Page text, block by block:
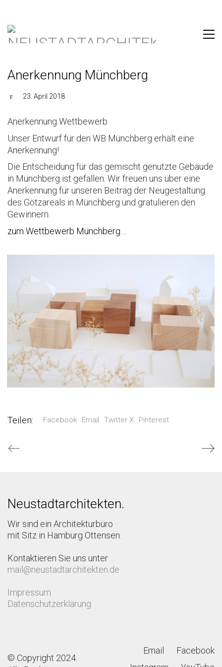
Anerkennung Münchberg
23. April 2018
Anerkennung Wettbewerb
Unser Entwurf für den WB Münchberg erhält eine
Anerkennung!
Die Entscheidung für das gemischt genutzte Gebäude
in Münchberg ist gefallen. Wir freuen uns über eine
Anerkennung für unseren Beitrag der Neugestaltung
des Götzareals in Münchberg und gratulieren den
Gewinnern.
zum Wettbewerb Münchberg…
Teilen: Facebook Email Twitter X Pinterest
Neustadtarchitekten.
Wir sind ein Architekturbüro
mit Sitz in Hamburg Ottensen.
Kontaktieren Sie uns unter
mail@neustadtarchitekten.de
Impressum
Datenschutzerklärung
Email
Facebook
© Copyright 2024.